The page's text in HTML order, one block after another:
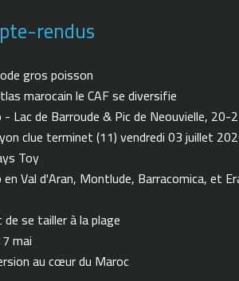
rendus
gros poisson
marocain le CAF se diversifie
- Lac de Barroude & Pic de Neouvielle, 20-
clue terminet (11) vendredi 03 juillet
Toy
en Val d'Aran, Montlude, Barracomica, et
se tailler à la plage
mai
au cœur du Maroc